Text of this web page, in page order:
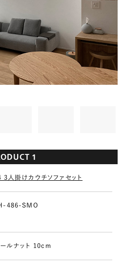
1
人掛けカウチソファセット
486-SMO
ルナット 10cm